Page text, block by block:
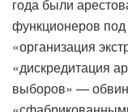
года были
функционеров
«организация
«дискредитация
выборов» —